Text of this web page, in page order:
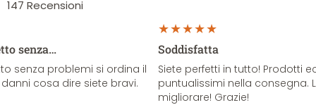
147 Recensioni
senza…
senza problemi si ordina il
cosa dire siete bravi.
Soddisfatta
Siete perfetti in tutto! Prodotti
puntualissimi nella consegna.
migliorare! Grazie!